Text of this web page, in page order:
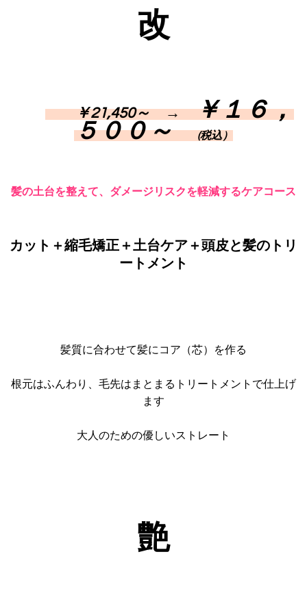
改
￥21,450～ →￥１６，
５００～
(税込）
髪の土台を整えて、ダメージリスクを軽減するケアコース
カット＋縮毛矯正＋土台ケア＋頭皮と髪のトリ
ートメント
髪質に合わせて髪にコア（芯）を作る
根元はふんわり、毛先はまとまるトリートメントで仕上げ
ます
大人のための優しいストレート
艶